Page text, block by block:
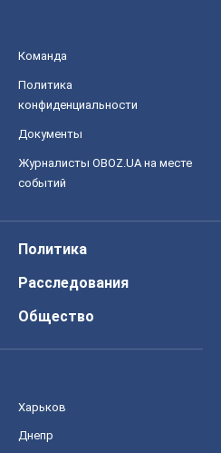
Команда
Политика
конфиденциальности
Документы
Журналисты OBOZ.UA на месте
событий
Политика
Расследования
Общество
Харьков
Днепр